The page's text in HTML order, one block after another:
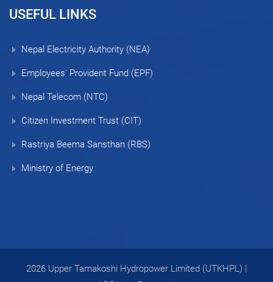
USEFUL LINKS
Nepal Electricity Authority (NEA)
Employees' Provident Fund (EPF)
Nepal Telecom (NTC)
Citizen Investment Trust (CIT)
Rastriya Beema Sansthan (RBS)
Ministry of Energy
2026 Upper Tamakoshi Hydropower Limited (UTKHPL) |